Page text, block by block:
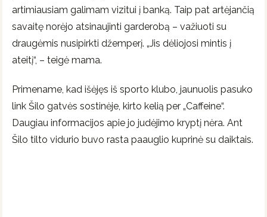
artimiausiam galimam vizitui į banką. Taip pat artėjančią
savaitę norėjo atsinaujinti garderobą – važiuoti su
draugėmis nusipirkti džemperį. „Jis dėliojosi mintis į
ateitį“, – teigė mama.
Primename, kad išėjęs iš sporto klubo, jaunuolis pasuko
link Šilo gatvės sostinėje, kirto kelią per „Caffeine“.
Daugiau informacijos apie jo judėjimo kryptį nėra. Ant
Šilo tilto vidurio buvo rasta paauglio kuprinė su daiktais.